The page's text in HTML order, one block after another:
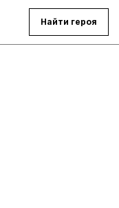
Найти героя